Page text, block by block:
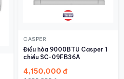
CASPER
Điều hòa 9000BTU Casper 1
chiều SC-09FB36A
4,150,000 đ